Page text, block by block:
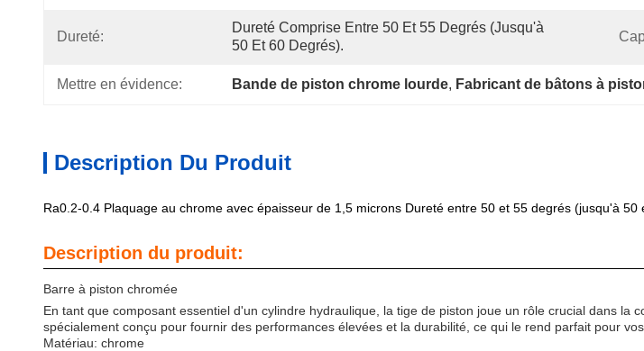
Dureté:
Dureté Comprise Entre 50 Et 55 Degrés (jusqu'à
50 Et 60 Degrés).
Mettre en évidence: Bande de piston chrome lourde, Fabricant de bâtons à
Description Du Produit
Ra0.2-0.4 Plaquage au chrome avec épaisseur de 1,5 microns Dureté entre 50 et 55 degrés (jusqu'à 50
Description du produit:
Barre à piston chromée
En tant que composant essentiel d'un cylindre hydraulique, la tige de piston joue un rôle crucial dans
spécialement conçu pour fournir des performances élevées et la durabilité, ce qui le rend parfait pour
Matériau: chrome